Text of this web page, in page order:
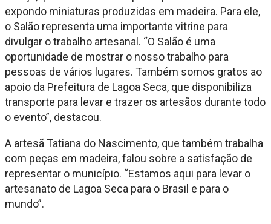
expondo miniaturas produzidas em madeira. Para ele,
o Salão representa uma importante vitrine para
divulgar o trabalho artesanal. “O Salão é uma
oportunidade de mostrar o nosso trabalho para
pessoas de vários lugares. Também somos gratos ao
apoio da Prefeitura de Lagoa Seca, que disponibiliza
transporte para levar e trazer os artesãos durante todo
o evento”, destacou.
A artesã Tatiana do Nascimento, que também trabalha
com peças em madeira, falou sobre a satisfação de
representar o município. “Estamos aqui para levar o
artesanato de Lagoa Seca para o Brasil e para o
mundo”.